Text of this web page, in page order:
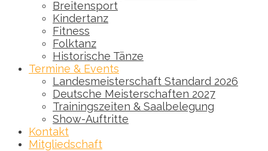
Breitensport
Kindertanz
Fitness
Folktanz
Historische Tänze
Termine & Events
Landesmeisterschaft Standard 2026
Deutsche Meisterschaften 2027
Trainingszeiten & Saalbelegung
Show-Auftritte
Kontakt
Mitgliedschaft